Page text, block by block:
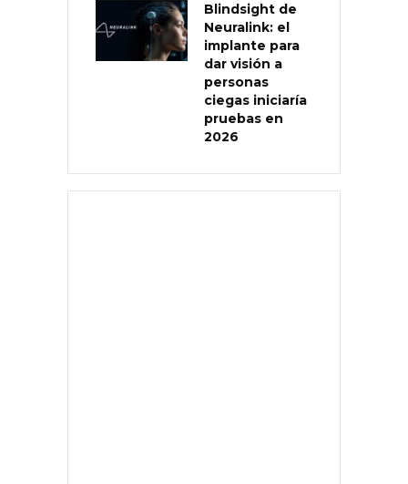
Blindsight de
Neuralink: el
implante para
dar visión a
personas
ciegas iniciaría
pruebas en
2026